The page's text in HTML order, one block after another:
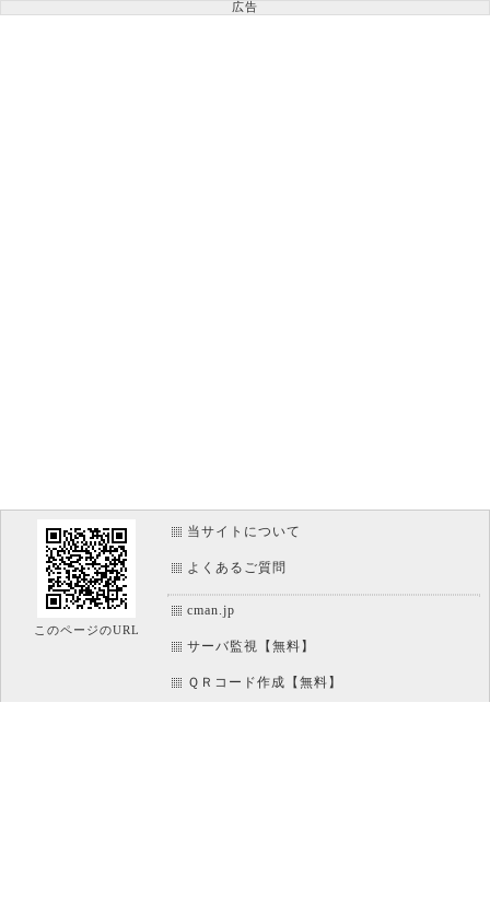
広告
このページのURL
当サイトについて
よくあるご質問
cman.jp
サーバ監視【無料】
ＱＲコード作成【無料】